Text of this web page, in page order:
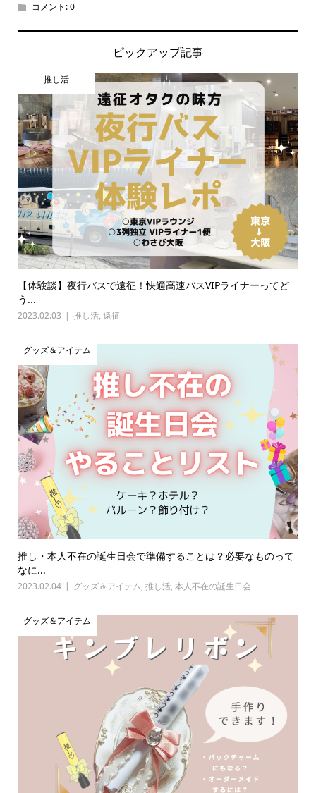
コメント:0
ピックアップ記事
推し活
【体験談】夜行バスで遠征！快適高速バスVIPライナーってど
う...
2023.02.03 推し活, 遠征
グッズ＆アイテム
推し・本人不在の誕生日会で準備することは？必要なものって
なに...
2023.02.04 グッズ＆アイテム, 推し活, 本人不在の誕生日会
グッズ＆アイテム